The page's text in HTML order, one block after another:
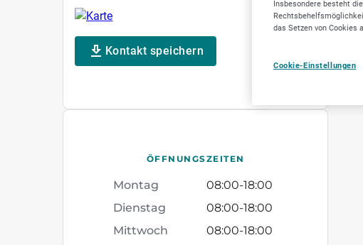
Kontakt speichern
ÖFFNUNGSZEITEN
Montag 08:00-18:00
Dienstag
08:00-18:00
Mittwoch
08:00-18:00
Insbesondere besteht
das Setzen von Cookies
Cookie-Einstellungen